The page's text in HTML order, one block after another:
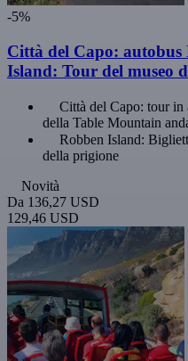
-5%
Città del Capo:
Island: Tour del museo
Città del Capo: tour
della Table Mountain
Robben Island:
della prigione
Novità
Da 136,27 USD
129,46 USD